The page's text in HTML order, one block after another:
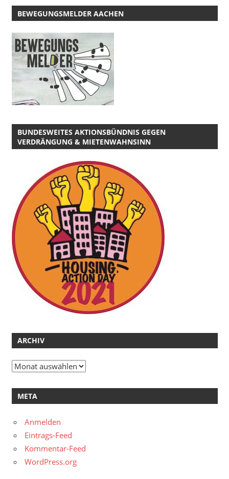
BEWEGUNGSMELDER AACHEN
BUNDESWEITES AKTIONSBÜNDNIS GEGEN
VERDRÄNGUNG & MIETENWAHNSINN
ARCHIV
Archiv
META
Anmelden
Eintrags-Feed
Kommentar-Feed
WordPress.org